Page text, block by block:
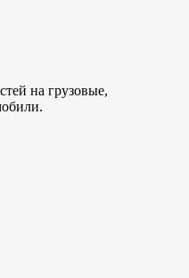
на грузовые,